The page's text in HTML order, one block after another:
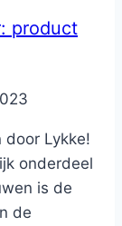
product
door Lykke!
onderdeel
is de
de